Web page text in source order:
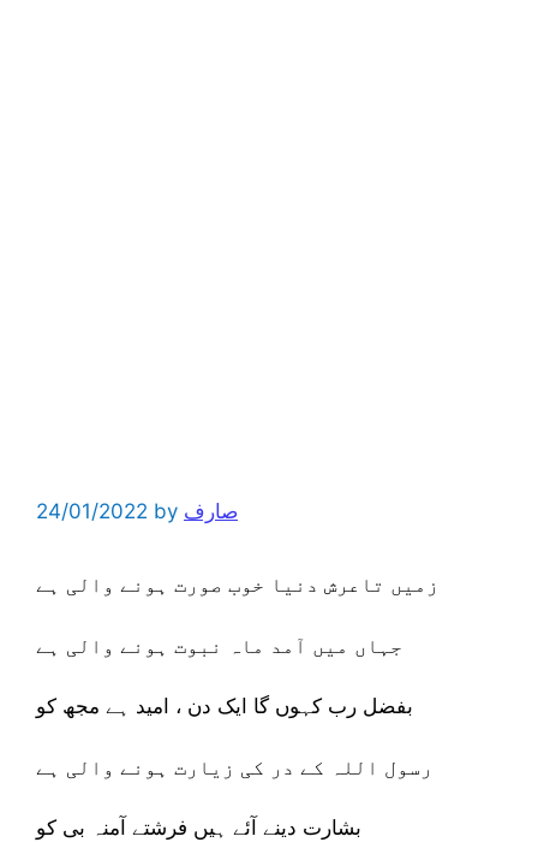
24/01/2022 by صارف
زمیں تاعرش دنیا خوب صورت ہونے والی ہے
جہاں میں آمد ماہ نبوت ہونے والی ہے
بفضل رب کہوں گا ایک دن ، امید ہے مجھ کو
رسول اللہ کے در کی زیارت ہونے والی ہے
بشارت دینے آئے ہیں فرشتے آمنہ بی کو